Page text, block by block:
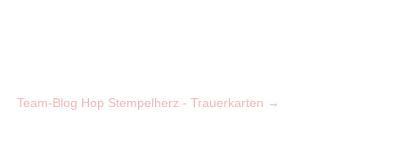
Team-Blog Hop Stempelherz - Trauerkarten →